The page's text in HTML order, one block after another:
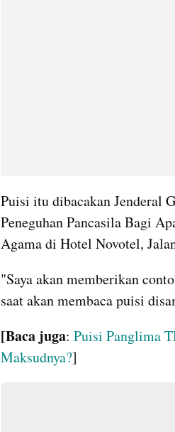
Puisi itu dibacakan Jenderal
Peneguhan Pancasila Bagi
Agama di Hotel Novotel,
"Saya akan memberikan
saat akan membaca puisi
[Baca juga: Puisi Panglima
Maksudnya?]